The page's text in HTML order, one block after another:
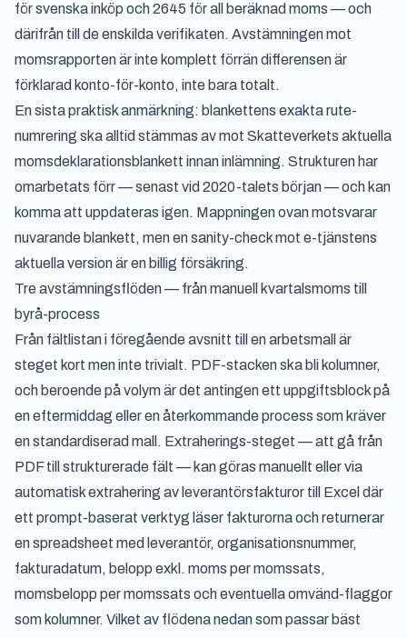
för svenska inköp och 2645 för all beräknad moms — och
därifrån till de enskilda verifikaten. Avstämningen mot
momsrapporten är inte komplett förrän differensen är
förklarad konto-för-konto, inte bara totalt.
En sista praktisk anmärkning: blankettens exakta rute-
numrering ska alltid stämmas av mot Skatteverkets aktuella
momsdeklarationsblankett innan inlämning. Strukturen har
omarbetats förr — senast vid 2020-talets början — och kan
komma att uppdateras igen. Mappningen ovan motsvarar
nuvarande blankett, men en sanity-check mot e-tjänstens
aktuella version är en billig försäkring.
Tre avstämningsflöden — från manuell kvartalsmoms till
byrå-process
Från fältlistan i föregående avsnitt till en arbetsmall är
steget kort men inte trivialt. PDF-stacken ska bli kolumner,
och beroende på volym är det antingen ett uppgiftsblock på
en eftermiddag eller en återkommande process som kräver
en standardiserad mall. Extraherings-steget — att gå från
PDF till strukturerade fält — kan göras manuellt eller via
automatisk extrahering av leverantörsfakturor till Excel där
ett prompt-baserat verktyg läser fakturorna och returnerar
en spreadsheet med leverantör, organisationsnummer,
fakturadatum, belopp exkl. moms per momssats,
momsbelopp per momssats och eventuella omvänd-flaggor
som kolumner. Vilket av flödena nedan som passar bäst